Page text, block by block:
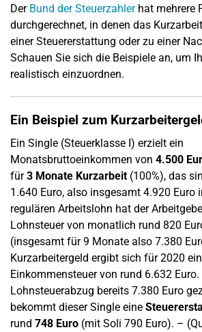
Der Bund der Steuerzahlerhat mehrere
durchgerechnet, in denen das
einer Steuererstattung oder zu einer
Schauen Sie sich die Beispiele an, um
realistisch einzuordnen.
Ein Beispiel zum
Ein Single (Steuerklasse I) erzielt ein
Monatsbruttoeinkommen von 4.500
für3 Monate Kurzarbeit(100%), das
1.640 Euro, also insgesamt 4.920 Euro
regulären Arbeitslohn hat der
Lohnsteuer von monatlich rund 820
(insgesamt für 9 Monate also 7.380
Kurzarbeitergeld ergibt sich für 2020
Einkommensteuer von rund 6.632
Lohnsteuerabzug bereits 7.380 Euro
bekommt dieser Single eine
rund 748 Euro (mit Soli 790 Euro). –